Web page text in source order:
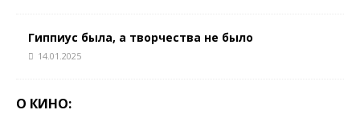
Гиппиус была, а творчества не было
14.01.2025
О КИНО: